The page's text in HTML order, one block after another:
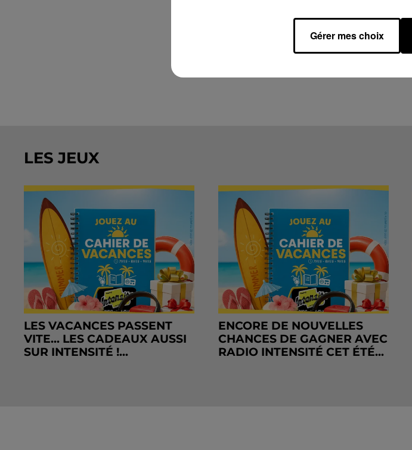
LES JEUX
LES VACANCES PASSENT
VITE... LES CADEAUX AUSSI
SUR INTENSITÉ !...
ENCORE DE NOUVELLES
CHANCES DE GAGNER AVEC
RADIO INTENSITÉ CET ÉTÉ...
Gérer mes choix